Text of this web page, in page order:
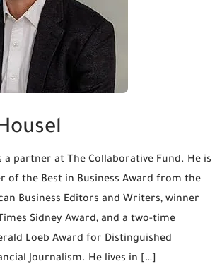
a partner at The Collaborative Fund. He is
of the Best in Business Award from the
Business Editors and Writers, winner
Sidney Award, and a two-time
Loeb Award for Distinguished
Journalism. He lives in […]